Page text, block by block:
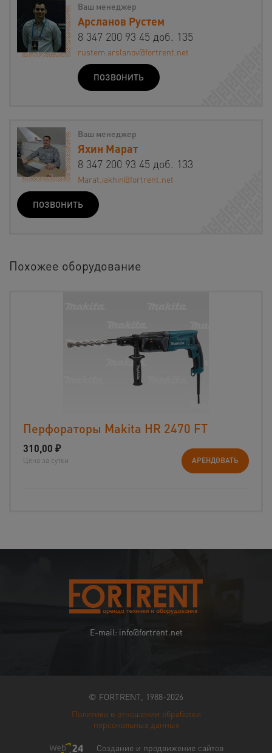
Ваш менеджер
Арсланов Рустем
8 347 200 93 45 доб. 135
rustem.arslanov@fortrent.net
ПОЗВОНИТЬ
Ваш менеджер
Яхин Марат
8 347 200 93 45 доб. 133
Marat.iakhin@fortrent.net
ПОЗВОНИТЬ
Похожее оборудование
Перфораторы Makita HR 2470 FT
310,00 ₽
Цена за сутки АРЕНДОВАТЬ
E-mail: info@fortrent.net
© FORTRENT, 1988-2026
Политика в отношении обработки
персональных данных
Создание и продвижение сайтов